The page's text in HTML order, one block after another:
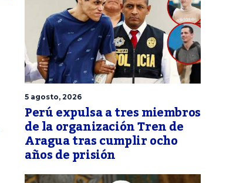
5 agosto, 2026
Perú expulsa a tres miembros
de la organización Tren de
Aragua tras cumplir ocho
años de prisión